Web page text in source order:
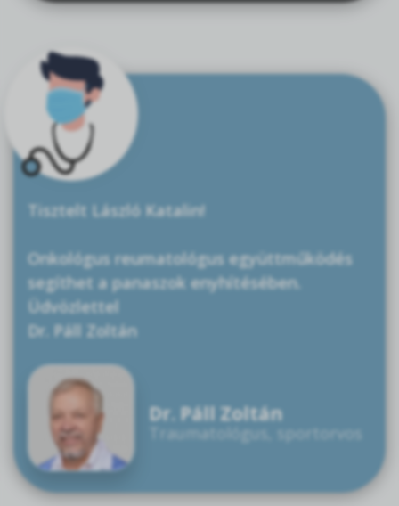
Tisztelt László Katalin!
Onkológus reumatológus együttműködés
segíthet a panaszok enyhítésében.
Üdvözlettel
Dr. Páll Zoltán
Dr. Páll Zoltán
Traumatológus, sportorvos